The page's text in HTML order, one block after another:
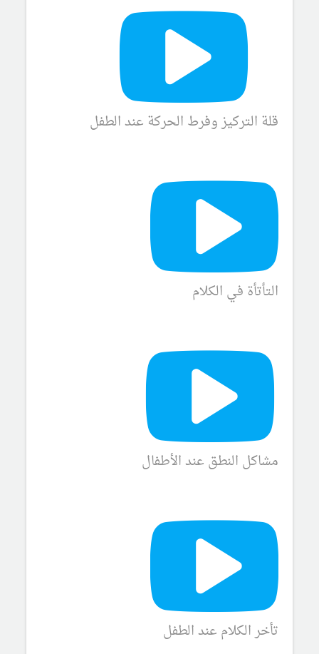
قلة التركيز وفرط الحركة عند الطفل
التأتأة في الكلام
مشاكل النطق عند الأطفال
تأخر الكلام عند الطفل